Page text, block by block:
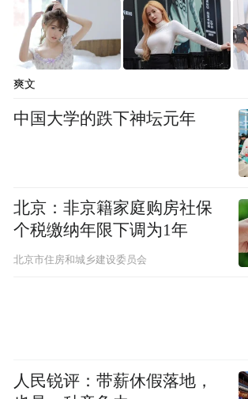
可以直接带回家吗？
爽文
中国大学的跌下神坛元年
北京：非京籍家庭购房社保
个税缴纳年限下调为1年
北京市住房和城乡建设委员会
人民锐评：带薪休假落地，